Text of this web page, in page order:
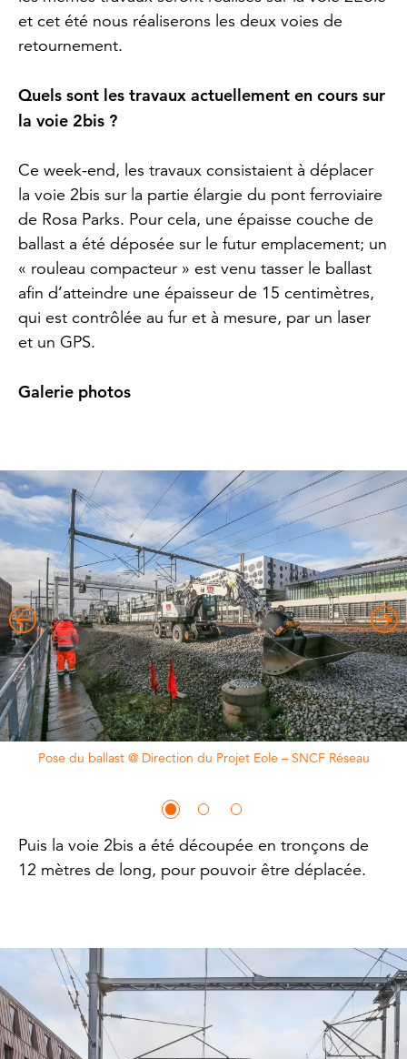
et cet été nous réaliserons les deux voies de
retournement.
Quels sont les travaux actuellement en cours sur
la voie 2bis ?
Ce week-end, les travaux consistaient à déplacer
la voie 2bis sur la partie élargie du pont ferroviaire
de Rosa Parks. Pour cela, une épaisse couche de
ballast a été déposée sur le futur emplacement; un
« rouleau compacteur » est venu tasser le ballast
afin d’atteindre une épaisseur de 15 centimètres,
qui est contrôlée au fur et à mesure, par un laser
et un GPS.
Galerie photos
Pose du ballast @ Direction du Projet Eole – SNCF Réseau
Puis la voie 2bis a été découpée en tronçons de
12 mètres de long, pour pouvoir être déplacée.